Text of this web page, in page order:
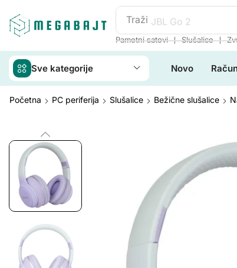
Traži JBL Go 2
Pametni satovi ❘ Slušalice ❘
Sve kategorije Novo
Početna PC periferija Slušalice Bežične slušalice